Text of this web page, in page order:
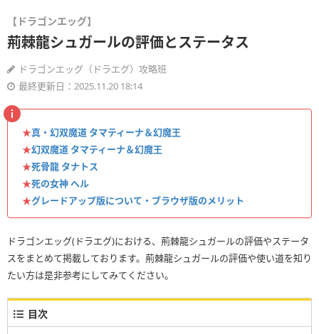
【ドラゴンエッグ】
荊棘龍シュガールの評価とステータス
ドラゴンエッグ（ドラエグ）攻略班
最終更新日：2025.11.20 18:14
★真・幻双魔道 タマティーナ＆幻魔王
★幻双魔道 タマティーナ＆幻魔王
★死骨龍 タナトス
★死の女神 ヘル
★グレードアップ版について・ブラウザ版のメリット
ドラゴンエッグ(ドラエグ)における、荊棘龍シュガールの評価やステータ
スをまとめて掲載しております。荊棘龍シュガールの評価や使い道を知り
たい方は是非参考にしてみてください。
目次